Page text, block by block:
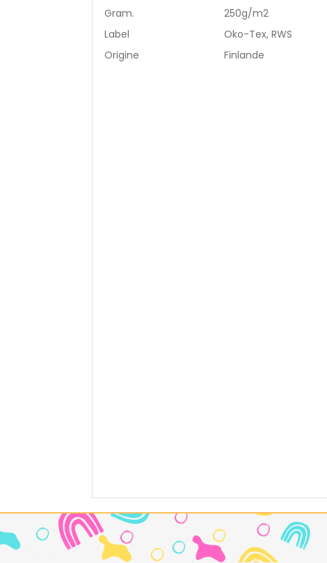
Gram.
250g/m2
Label
Oko-Tex, RWS
Origine
Finlande